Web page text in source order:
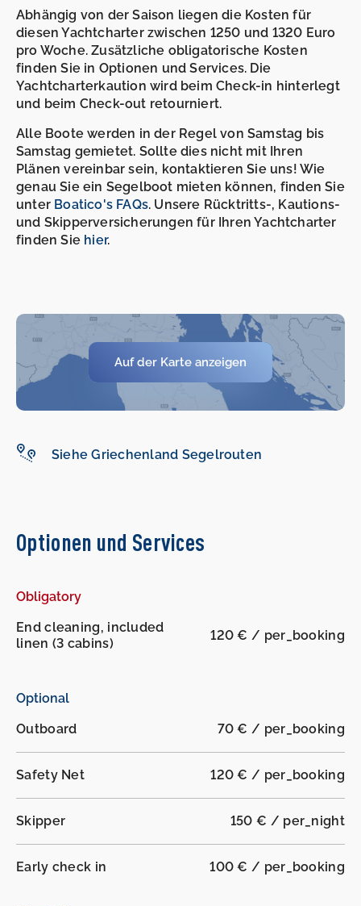
Abhängig von der Saison liegen die Kosten für
diesen Yachtcharter zwischen 1250 und 1320 Euro
pro Woche. Zusätzliche obligatorische Kosten
finden Sie in Optionen und Services. Die
Yachtcharterkaution wird beim Check-in hinterlegt
und beim Check-out retourniert.
Alle Boote werden in der Regel von Samstag bis
Samstag gemietet. Sollte dies nicht mit Ihren
Plänen vereinbar sein, kontaktieren Sie uns! Wie
genau Sie ein Segelboot mieten können, finden Sie
unter Boatico's FAQs. Unsere Rücktritts-, Kautions-
und Skipperversicherungen für Ihren Yachtcharter
finden Sie hier.
Auf der Karte anzeigen
Siehe Griechenland Segelrouten
Optionen und Services
Obligatory
End cleaning, included
linen (3 cabins)
120 € / per_booking
Optional
Outboard
70 € / per_booking
Safety Net 120 € / per_booking
Skipper 150 € / per_night
Early check in 100 € / per_booking